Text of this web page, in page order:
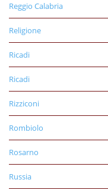
Reggio Calabria
Religione
Ricadi
Ricadi
Rizziconi
Rombiolo
Rosarno
Russia